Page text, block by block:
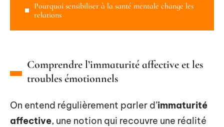
Pourquoi sensibiliser à la santé mentale change les
relations
Comprendre l’immaturité affective et les
troubles émotionnels
On entend régulièrement parler d’immaturité
affective, une notion qui recouvre une réalité